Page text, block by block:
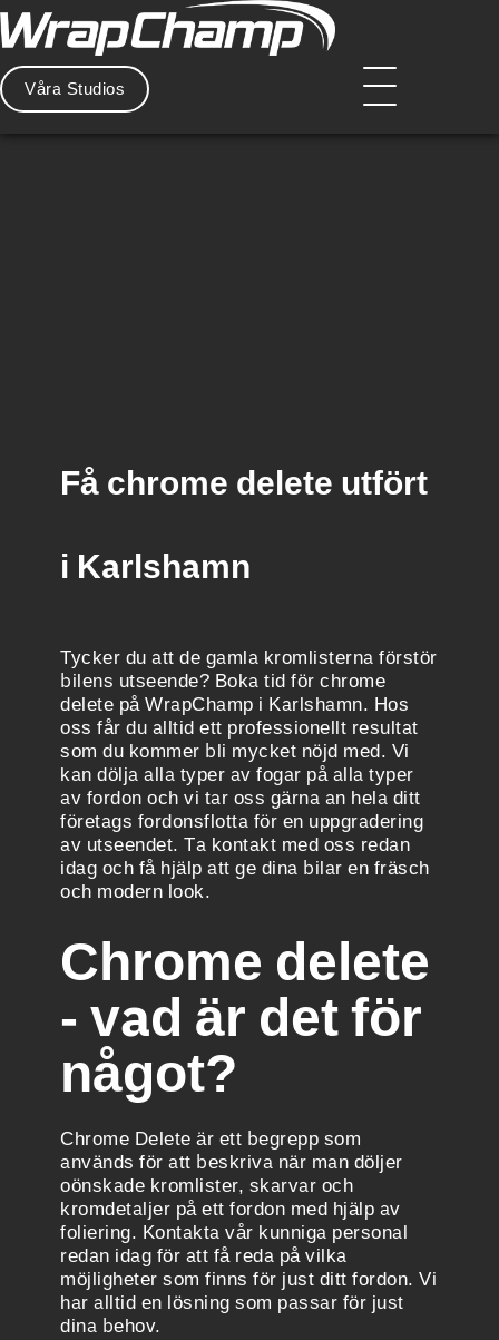
Hoppa
till
Våra Studios
Få chrome delete utfört
i Karlshamn
Tycker du att de gamla kromlisterna förstör
bilens utseende? Boka tid för chrome
delete på WrapChamp i Karlshamn. Hos
oss får du alltid ett professionellt resultat
som du kommer bli mycket nöjd med. Vi
kan dölja alla typer av fogar på alla typer
av fordon och vi tar oss gärna an hela ditt
företags fordonsflotta för en uppgradering
av utseendet. Ta kontakt med oss redan
idag och få hjälp att ge dina bilar en fräsch
och modern look.
Chrome delete
- vad är det för
något?
Chrome Delete är ett begrepp som
används för att beskriva när man döljer
oönskade kromlister, skarvar och
kromdetaljer på ett fordon med hjälp av
foliering. Kontakta vår kunniga personal
redan idag för att få reda på vilka
möjligheter som finns för just ditt fordon. Vi
har alltid en lösning som passar för just
dina behov.